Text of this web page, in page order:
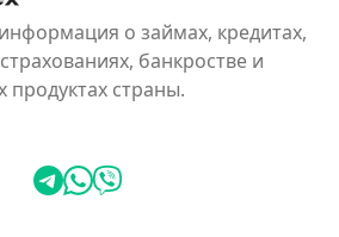
о займах, кредитах,
банкростве и
продуктах страны.